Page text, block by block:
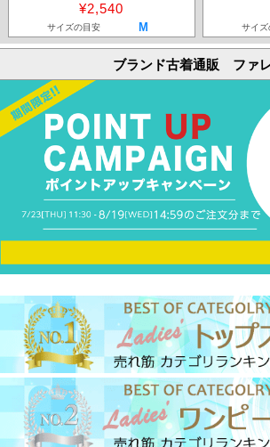
¥2,540
サイズの目安 M サイ
ブランド古着通販 ファ